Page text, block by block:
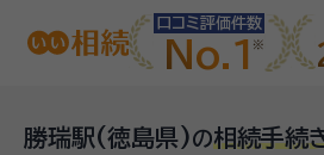
口コミ評価件数
No.1
勝瑞駅(徳島県)の相続手続